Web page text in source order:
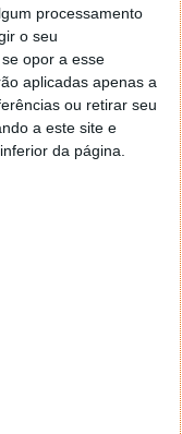
processamento
o seu
opor a esse
aplicadas apenas a
ou retirar seu
a este site e
da página.
adicionados
o que
cada vez mais